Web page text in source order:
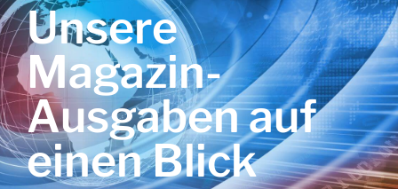
Unsere
Magazin-
Ausgaben auf
einen Blick